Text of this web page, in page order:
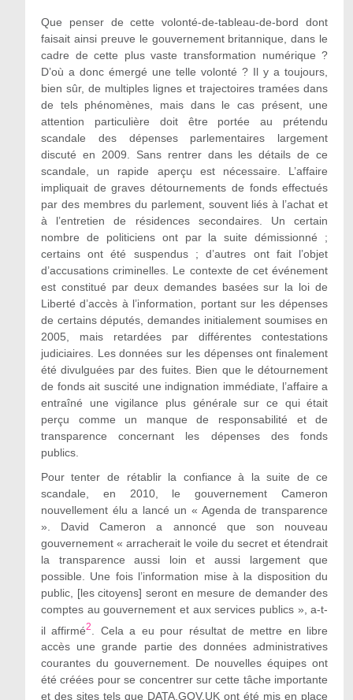
Que penser de cette volonté-de-tableau-de-bord dont
faisait ainsi preuve le gouvernement britannique, dans le
cadre de cette plus vaste transformation numérique ?
D’où a donc émergé une telle volonté ? Il y a toujours,
bien sûr, de multiples lignes et trajectoires tramées dans
de tels phénomènes, mais dans le cas présent, une
attention particulière doit être portée au prétendu
scandale des dépenses parlementaires largement
discuté en 2009. Sans rentrer dans les détails de ce
scandale, un rapide aperçu est nécessaire. L’affaire
impliquait de graves détournements de fonds effectués
par des membres du parlement, souvent liés à l’achat et
à l’entretien de résidences secondaires. Un certain
nombre de politiciens ont par la suite démissionné ;
certains ont été suspendus ; d’autres ont fait l’objet
d’accusations criminelles. Le contexte de cet événement
est constitué par deux demandes basées sur la loi de
Liberté d’accès à l’information, portant sur les dépenses
de certains députés, demandes initialement soumises en
2005, mais retardées par différentes contestations
judiciaires. Les données sur les dépenses ont finalement
été divulguées par des fuites. Bien que le détournement
de fonds ait suscité une indignation immédiate, l’affaire a
entraîné une vigilance plus générale sur ce qui était
perçu comme un manque de responsabilité et de
transparence concernant les dépenses des fonds
publics.
Pour tenter de rétablir la confiance à la suite de ce
scandale, en 2010, le gouvernement Cameron
nouvellement élu a lancé un « Agenda de transparence
». David Cameron a annoncé que son nouveau
gouvernement « arracherait le voile du secret et étendrait
la transparence aussi loin et aussi largement que
possible. Une fois l’information mise à la disposition du
public, [les citoyens] seront en mesure de demander des
comptes au gouvernement et aux services publics », a-t-
il affirmé2
. Cela a eu pour résultat de mettre en libre
accès une grande partie des données administratives
courantes du gouvernement. De nouvelles équipes ont
été créées pour se concentrer sur cette tâche importante
et des sites tels que DATA.GOV.UK ont été mis en place